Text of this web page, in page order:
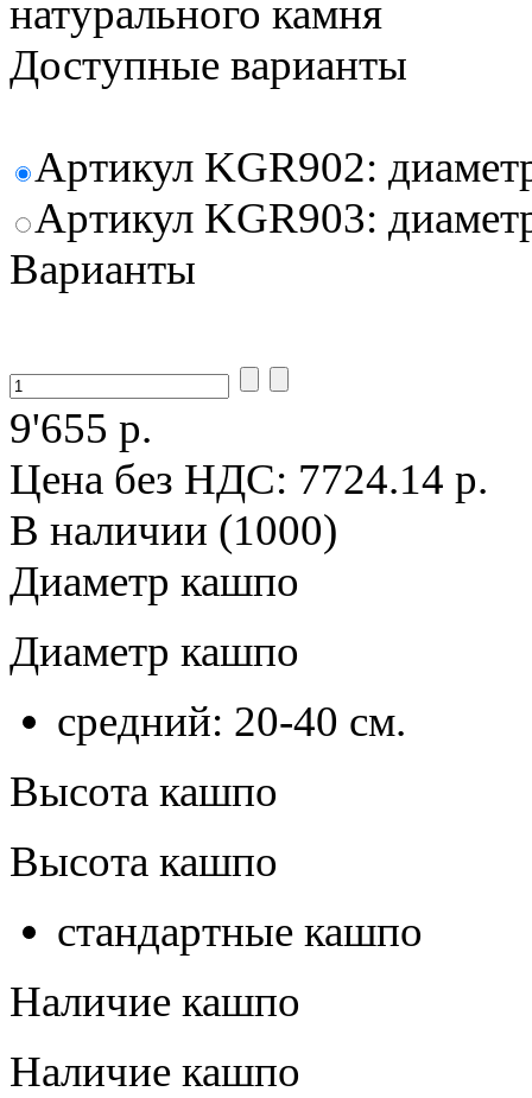
натурального камня
Доступные варианты
Артикул KGR902:
Артикул KGR903:
Варианты
9'655 р.
Цена без НДС: 7724.14 р.
В наличии (1000)
Диаметр кашпо
Диаметр кашпо
средний: 20-40 см.
Высота кашпо
Высота кашпо
стандартные кашпо
Наличие кашпо
Наличие кашпо